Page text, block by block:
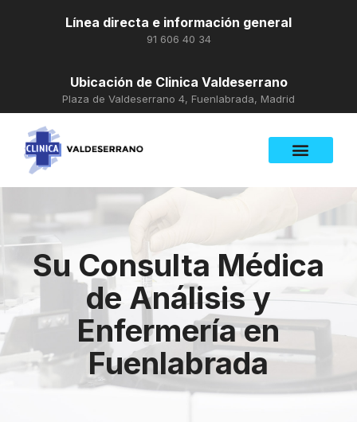
Línea directa e información general
91 606 40 34
Ubicación de Clinica Valdeserrano
Plaza de Valdeserrano 4, Fuenlabrada, Madrid
Su Consulta Médica
de Análisis y
Enfermería en
Fuenlabrada